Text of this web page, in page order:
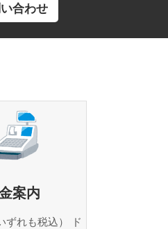
合わせ
案内
ずれも税込） ド